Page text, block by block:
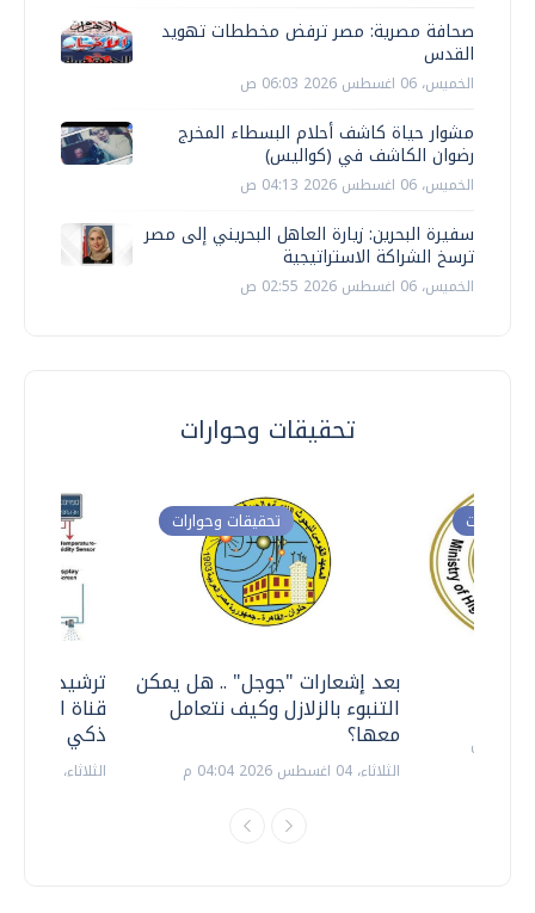
صحافة مصرية: مصر ترفض مخططات تهويد
القدس
الخميس، 06 اغسطس 2026 06:03 ص
مشوار حياة كاشف أحلام البسطاء المخرج
رضوان الكاشف في (كواليس)
الخميس، 06 اغسطس 2026 04:13 ص
سفيرة البحرين: زيارة العاهل البحريني إلى مصر
ترسخ الشراكة الاستراتيجية
الخميس، 06 اغسطس 2026 02:55 ص
تحقيقات وحوارات
ترشيدا
قناة
ذكي
الثلاثاء، 14 يوليو 2026 06:11 م
تحقيقات وحوارات
بعد إشعارات "جوجل" .. هل يمكن
التنبوء بالزلازل وكيف نتعامل
معها؟
الثلاثاء، 04 اغسطس 2026 04:04 م
وحوارات